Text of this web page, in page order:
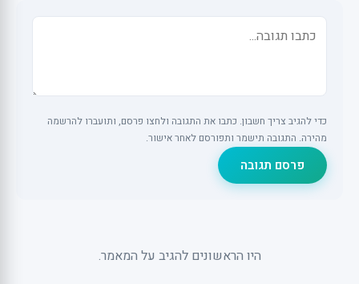
כדי להגיב צריך חשבון. כתבו את התגובה ולחצו פרסם, ותועברו להרשמה
מהירה. התגובה תישמר ותפורסם לאחר אישור.
פרסם תגובה
היו הראשונים להגיב על המאמר.